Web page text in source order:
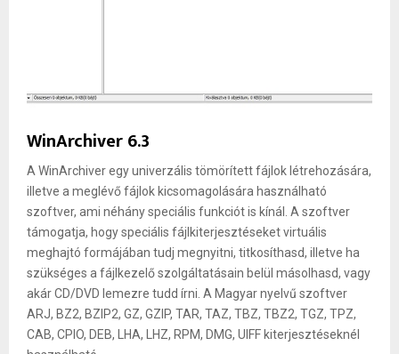
WinArchiver 6.3
A WinArchiver egy univerzális tömörített fájlok létrehozására,
illetve a meglévő fájlok kicsomagolására használható
szoftver, ami néhány speciális funkciót is kínál. A szoftver
támogatja, hogy speciális fájlkiterjesztéseket virtuális
meghajtó formájában tudj megnyitni, titkosíthasd, illetve ha
szükséges a fájlkezelő szolgáltatásain belül másolhasd, vagy
akár CD/DVD lemezre tudd írni. A Magyar nyelvű szoftver
ARJ, BZ2, BZIP2, GZ, GZIP, TAR, TAZ, TBZ, TBZ2, TGZ, TPZ,
CAB, CPIO, DEB, LHA, LHZ, RPM, DMG, UIFF kiterjesztéseknél